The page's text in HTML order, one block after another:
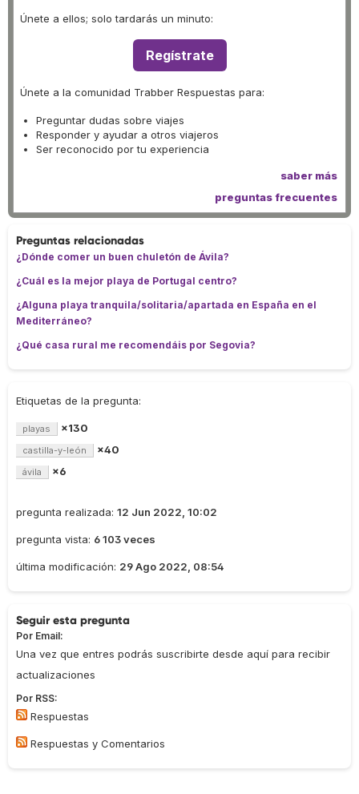
Únete a ellos; solo tardarás un minuto:
Regístrate
Únete a la comunidad Trabber Respuestas para:
Preguntar dudas sobre viajes
Responder y ayudar a otros viajeros
Ser reconocido por tu experiencia
saber más
preguntas frecuentes
Preguntas relacionadas
¿Dónde comer un buen chuletón de Ávila?
¿Cuál es la mejor playa de Portugal centro?
¿Alguna playa tranquila/solitaria/apartada en España en el
Mediterráneo?
¿Qué casa rural me recomendáis por Segovia?
Etiquetas de la pregunta:
playas ×130
castilla-y-león ×40
ávila ×6
pregunta realizada: 12 Jun 2022, 10:02
pregunta vista: 6 103 veces
última modificación: 29 Ago 2022, 08:54
Seguir esta pregunta
Por Email:
Una vez que entres podrás suscribirte desde aquí para recibir
actualizaciones
Por RSS:
Respuestas
Respuestas y Comentarios